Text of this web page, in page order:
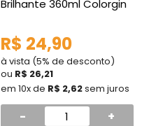
Brilhante 360ml Colorgin
R$ 24,90
à vista (5% de desconto)
ou R$ 26,21
em 10x de R$ 2,62sem juros
- +